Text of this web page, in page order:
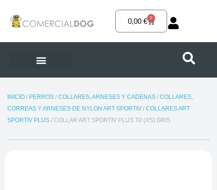
contenido
0,00€ 0
Carrito
INICIO/ PERROS/ COLLARES, ARNESES Y CADENAS/ COLLARES,
CORREAS Y ARNESES DE NYLON ART SPORTIV/ COLLARES ART
SPORTIV PLUS/ COLLAR ART SPORTIV PLUS T0 (XS) GRIS